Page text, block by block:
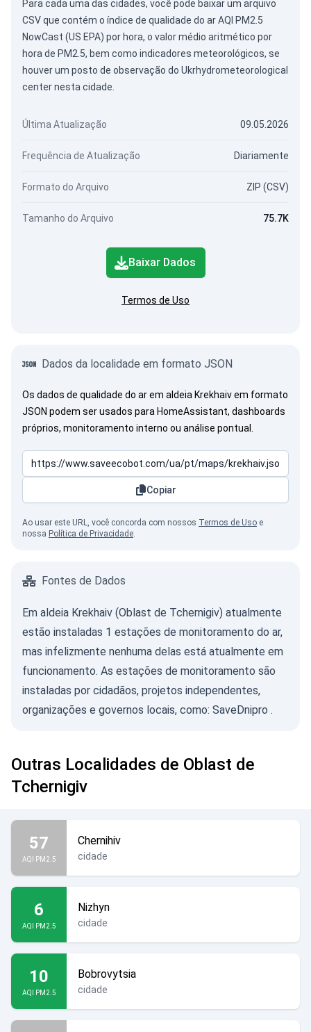
Para cada uma das cidades, você pode baixar um arquivo
CSV que contém o índice de qualidade do ar AQI PM2.5
NowCast (US EPA) por hora, o valor médio aritmético por
hora de PM2.5, bem como indicadores meteorológicos, se
houver um posto de observação do Ukrhydrometeorological
center nesta cidade.
Última Atualização 09.05.2026
Frequência de Atualização Diariamente
Formato do Arquivo ZIP (CSV)
Tamanho do Arquivo 75.7K
Baixar Dados
Termos de Uso
Dados da localidade em formato JSON
Os dados de qualidade do ar em aldeia Krekhaiv em formato
JSON podem ser usados para HomeAssistant, dashboards
próprios, monitoramento interno ou análise pontual.
Copiar
Ao usar este URL, você concorda com nossos Termos de Uso e
nossa Política de Privacidade.
Fontes de Dados
Em aldeia Krekhaiv (Oblast de Tchernigiv) atualmente
estão instaladas 1 estações de monitoramento do ar,
mas infelizmente nenhuma delas está atualmente em
funcionamento. As estações de monitoramento são
instaladas por cidadãos, projetos independentes,
organizações e governos locais, como: SaveDnipro .
Outras Localidades de Oblast de
Tchernigiv
57
AQI PM2.5
Chernihiv
cidade
6
AQI PM2.5
Nizhyn
cidade
10
AQI PM2.5
Bobrovytsia
cidade